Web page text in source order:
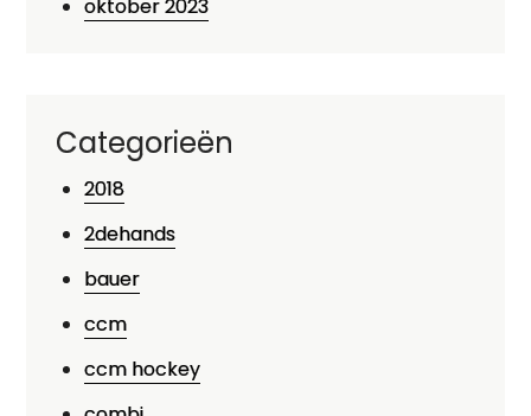
oktober 2023
Categorieën
2018
2dehands
bauer
ccm
ccm hockey